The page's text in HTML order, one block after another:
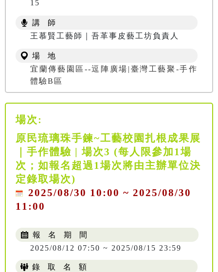
15
講 師
王慕賢工藝師｜吾革事皮藝工坊負責人
場 地
宜蘭傳藝園區--逗陣廣場|臺灣工藝聚-手作
體驗B區
場次:
原民琉璃珠手鍊~工藝校園扎根成果展
｜手作體驗 | 場次3 (每人限參加1場
次；如報名超過1場次將由主辦單位決
定錄取場次)
2025/08/30 10:00 ~ 2025/08/30
11:00
報 名 期 間
2025/08/12 07:50 ~ 2025/08/15 23:59
錄 取 名 額